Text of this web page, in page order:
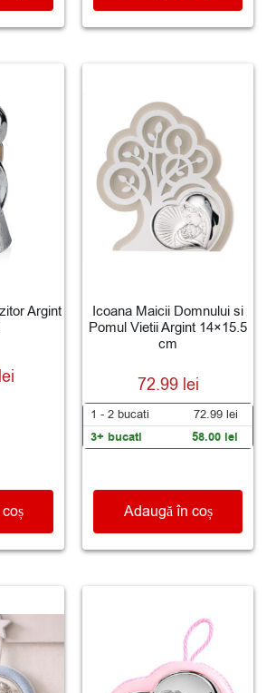
Argint
lei
Icoana Maicii Domnului si
Pomul Vietii Argint 14×15.5
cm
72.99 lei
1 - 2 bucati 72.99 lei
3+ bucati 58.00 lei
Adaugă în coș